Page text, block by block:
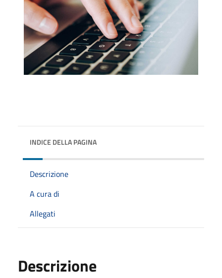
INDICE DELLA PAGINA
Descrizione
A cura di
Allegati
Descrizione